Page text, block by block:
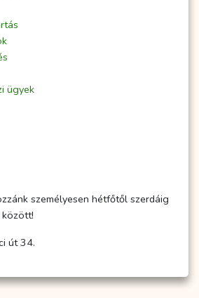
ügyek
személyesen hétfőtől szerdáig
út 34.